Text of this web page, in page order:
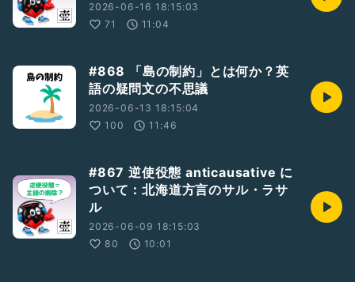
2026-06-16 18:15:03
71
11:04
#868 「島の制約」とは何か？英
語の疑問文の不思議
2026-06-13 18:15:04
100
11:46
#867 逆使役態 anticausative に
ついて：北海道方言のサル・ラサ
ル
2026-06-09 18:15:03
80
10:01